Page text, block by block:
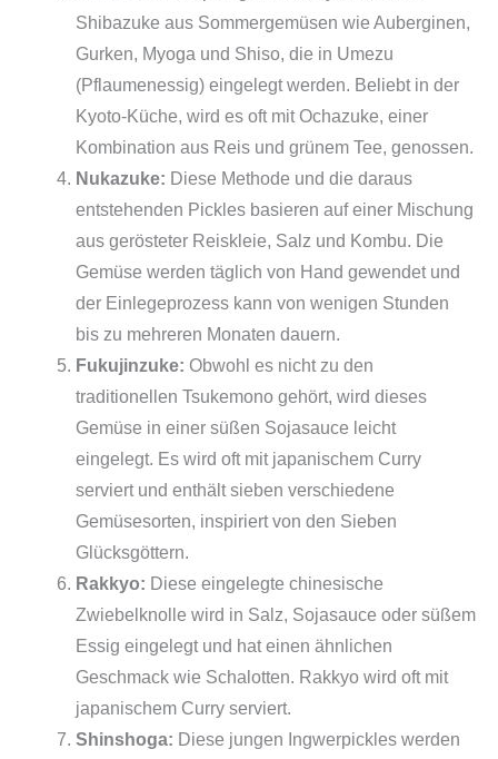
Shibazuke aus Sommergemüsen wie Auberginen,
Gurken, Myoga und Shiso, die in Umezu
(Pflaumenessig) eingelegt werden. Beliebt in der
Kyoto-Küche, wird es oft mit Ochazuke, einer
Kombination aus Reis und grünem Tee, genossen.
Nukazuke: Diese Methode und die daraus
entstehenden Pickles basieren auf einer Mischung
aus gerösteter Reiskleie, Salz und Kombu. Die
Gemüse werden täglich von Hand gewendet und
der Einlegeprozess kann von wenigen Stunden
bis zu mehreren Monaten dauern.
Fukujinzuke: Obwohl es nicht zu den
traditionellen Tsukemono gehört, wird dieses
Gemüse in einer süßen Sojasauce leicht
eingelegt. Es wird oft mit japanischem Curry
serviert und enthält sieben verschiedene
Gemüsesorten, inspiriert von den Sieben
Glücksgöttern.
Rakkyo: Diese eingelegte chinesische
Zwiebelknolle wird in Salz, Sojasauce oder süßem
Essig eingelegt und hat einen ähnlichen
Geschmack wie Schalotten. Rakkyo wird oft mit
japanischem Curry serviert.
Shinshoga: Diese jungen Ingwerpickles werden